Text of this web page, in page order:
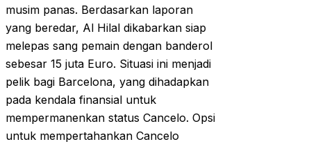
musim panas. Berdasarkan laporan
yang beredar, Al Hilal dikabarkan siap
melepas sang pemain dengan banderol
sebesar 15 juta Euro. Situasi ini menjadi
pelik bagi Barcelona, yang dihadapkan
pada kendala finansial untuk
mempermanenkan status Cancelo. Opsi
untuk mempertahankan Cancelo